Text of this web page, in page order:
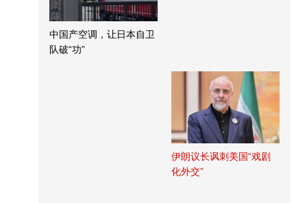
中国产空调，让日本自卫
队破“功”
伊朗议长讽刺美国“戏剧
化外交”